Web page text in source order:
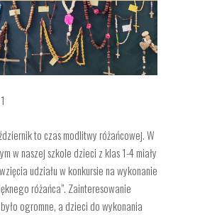
to czas modlitwy różańcowej. W
w naszej szkole dzieci z klas 1-4 miały
udziału w konkursie na wykonanie
różańca”. Zainteresowanie
ogromne, a dzieci do wykonania